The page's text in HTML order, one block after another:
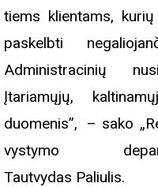
tiems klientams,
paskelbti
Administracinių
Įtariamųjų,
duomenis”, – sako
vystymo
Tautvydas Paliulis.